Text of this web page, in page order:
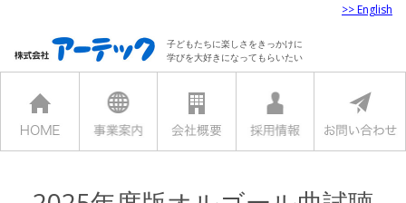
>> English
子どもたちに楽しさをきっかけに
学びを大好きになってもらいたい